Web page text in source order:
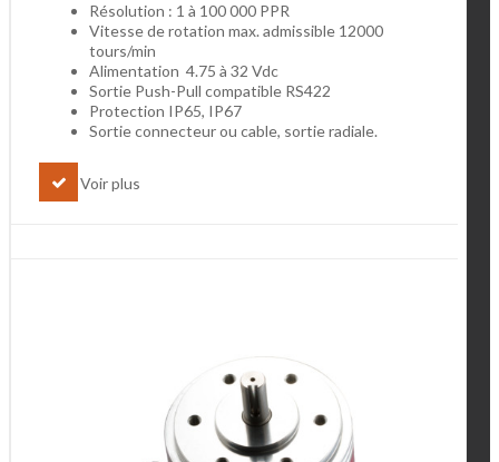
Résolution : 1 à 100 000 PPR
Vitesse de rotation max. admissible 12000
tours/min
Alimentation 4.75 à 32 Vdc
Sortie Push-Pull compatible RS422
Protection IP65, IP67
Sortie connecteur ou cable, sortie radiale.
Voir plus